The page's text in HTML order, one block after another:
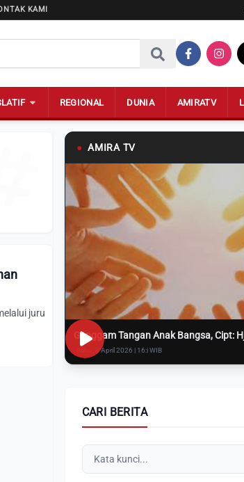
KAMI
REGIONAL DUNIA AMIRATV
juru
● AMIRA TV
Genggam Tangan Anak Bangsa, Cipt:
Rabu, 8 April 2026 | 16:i WIB
CARI BERITA